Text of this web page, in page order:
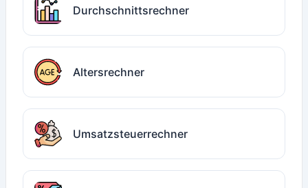
Durchschnittsrechner
Altersrechner
Umsatzsteuerrechner